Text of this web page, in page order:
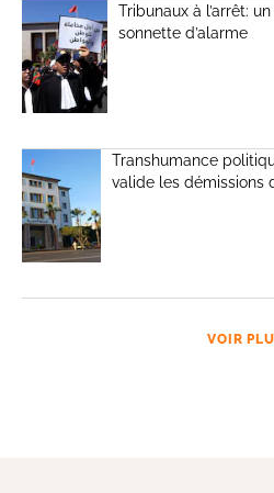
Tribunaux à l’arrêt:
sonnette d’alarme
Transhumance
valide les démissions
VOIR